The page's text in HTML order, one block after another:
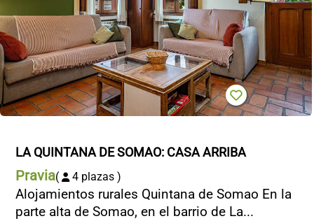
LA QUINTANA DE SOMAO: CASA ARRIBA
Pravia( 4 plazas )
Alojamientos rurales Quintana de Somao En la
parte alta de Somao, en el barrio de La...